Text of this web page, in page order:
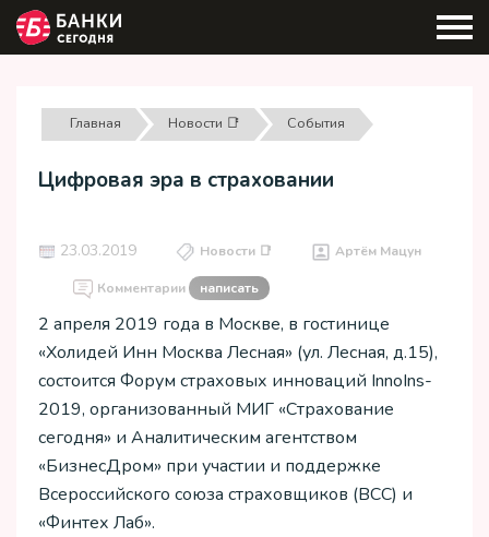
Главная Новости 📑 События
Цифровая эра в страховании
23.03.2019 Новости 📑 Артём Мацун
Комментарии написать
2 апреля 2019 года в Москве, в гостинице
«Холидей Инн Москва Лесная» (ул. Лесная, д.15),
состоится Форум страховых инноваций InnoIns-
2019, организованный МИГ «Страхование
сегодня» и Аналитическим агентством
«БизнесДром» при участии и поддержке
Всероссийского союза страховщиков (ВСС) и
«Финтех Лаб».